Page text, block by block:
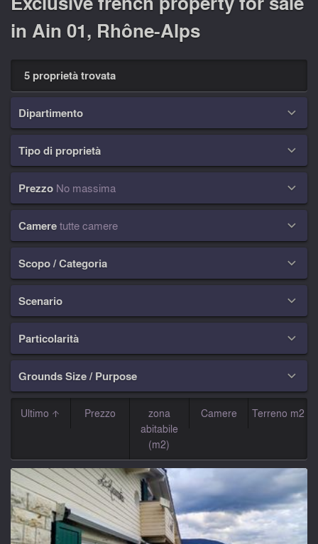
in Ain 01, Rhône-Alps
5 proprietà trovata
Dipartimento 
Tipo di proprietà 
Prezzo No massima 
Cameretutte camere 
Scopo / Categoria 
Scenario 
Particolarità 
Grounds Size / Purpose 
Ultimo Prezzo
zona
abitabile
(m2)
Camere Terreno m2